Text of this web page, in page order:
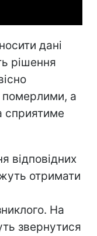
дані
рішення
померлими, а
сприятиме
відповідних
отримати
На
звернутися